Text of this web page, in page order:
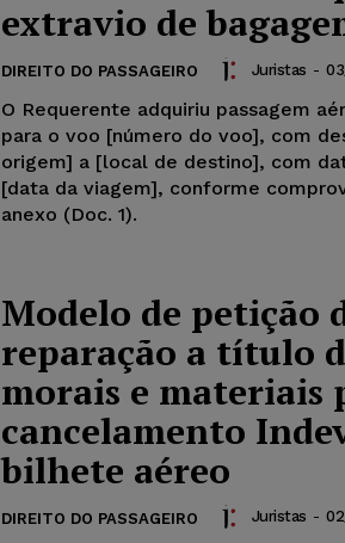
extravio de
DIREITO DO PASSAGEIRO Juristas -
O Requerente adquiriu passagem
para o voo [número do voo], com
origem] a [local de destino], com
[data da viagem], conforme
anexo (Doc. 1).
Modelo de petição
reparação a título
morais e materiais
cancelamento
bilhete aéreo
DIREITO DO PASSAGEIRO Juristas -